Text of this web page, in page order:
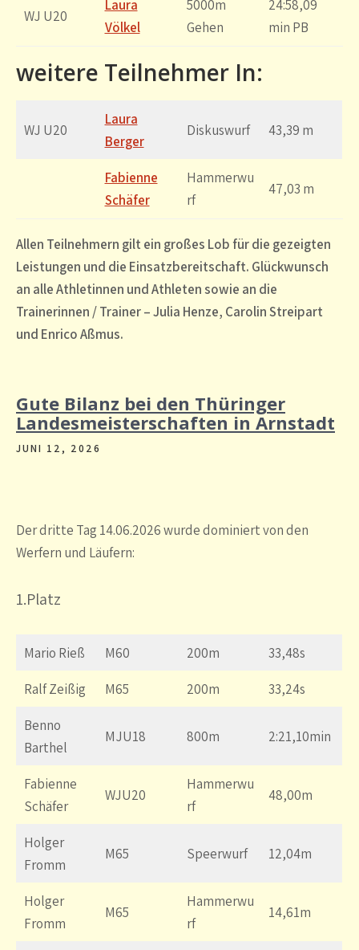
WJ U20
Laura
Völkel
5000m
Gehen
24:58,09
min PB
weitere Teilnehmer In:
WJ U20
Laura
Berger
Diskuswurf 43,39 m
Fabienne
Schäfer
Hammerwu
rf
47,03 m
Allen Teilnehmern gilt ein großes Lob für die gezeigten
Leistungen und die Einsatzbereitschaft. Glückwunsch
an alle Athletinnen und Athleten sowie an die
Trainerinnen / Trainer – Julia Henze, Carolin Streipart
und Enrico Aßmus.
Gute Bilanz bei den Thüringer
Landesmeisterschaften in Arnstadt
JUNI 12, 2026
Der dritte Tag 14.06.2026 wurde dominiert von den
Werfern und Läufern:
1.Platz
Mario Rieß M60 200m 33,48s
Ralf Zeißig M65 200m 33,24s
Benno
Barthel
MJU18 800m 2:21,10min
Fabienne
Schäfer
WJU20
Hammerwu
rf
48,00m
Holger
Fromm
M65 Speerwurf 12,04m
Holger
Fromm
M65
Hammerwu
rf
14,61m